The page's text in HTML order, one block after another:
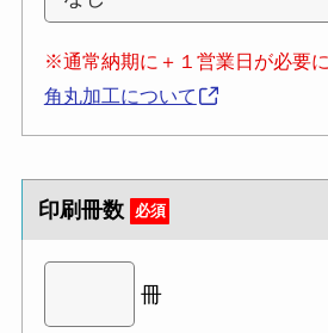
※通常納期に＋１営業日が必要に
角丸加工について
印刷冊数 必須
冊